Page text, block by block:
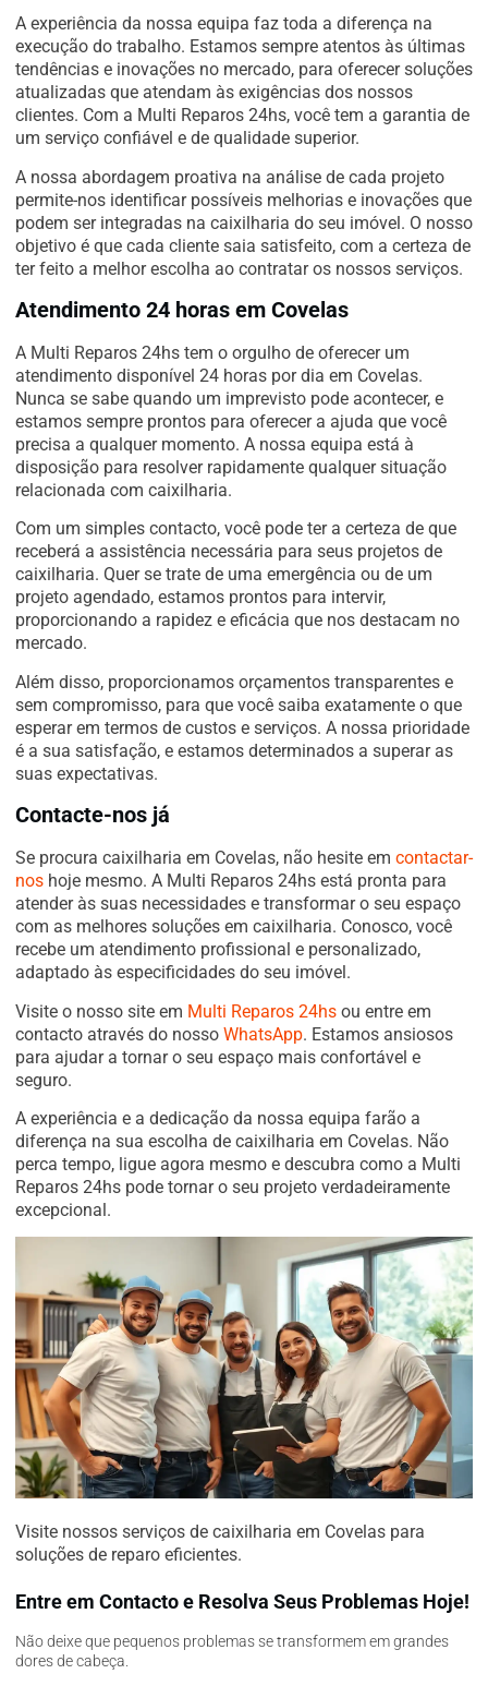
A experiência da nossa equipa faz toda a diferença na
execução do trabalho. Estamos sempre atentos às últimas
tendências e inovações no mercado, para oferecer soluções
atualizadas que atendam às exigências dos nossos
clientes. Com a Multi Reparos 24hs, você tem a garantia de
um serviço confiável e de qualidade superior.
A nossa abordagem proativa na análise de cada projeto
permite-nos identificar possíveis melhorias e inovações que
podem ser integradas na caixilharia do seu imóvel. O nosso
objetivo é que cada cliente saia satisfeito, com a certeza de
ter feito a melhor escolha ao contratar os nossos serviços.
Atendimento 24 horas em Covelas
A Multi Reparos 24hs tem o orgulho de oferecer um
atendimento disponível 24 horas por dia em Covelas.
Nunca se sabe quando um imprevisto pode acontecer, e
estamos sempre prontos para oferecer a ajuda que você
precisa a qualquer momento. A nossa equipa está à
disposição para resolver rapidamente qualquer situação
relacionada com caixilharia.
Com um simples contacto, você pode ter a certeza de que
receberá a assistência necessária para seus projetos de
caixilharia. Quer se trate de uma emergência ou de um
projeto agendado, estamos prontos para intervir,
proporcionando a rapidez e eficácia que nos destacam no
mercado.
Além disso, proporcionamos orçamentos transparentes e
sem compromisso, para que você saiba exatamente o que
esperar em termos de custos e serviços. A nossa prioridade
é a sua satisfação, e estamos determinados a superar as
suas expectativas.
Contacte-nos já
Se procura caixilharia em Covelas, não hesite em contactar-
nos hoje mesmo. A Multi Reparos 24hs está pronta para
atender às suas necessidades e transformar o seu espaço
com as melhores soluções em caixilharia. Conosco, você
recebe um atendimento profissional e personalizado,
adaptado às especificidades do seu imóvel.
Visite o nosso site em Multi Reparos 24hs ou entre em
contacto através do nosso WhatsApp. Estamos ansiosos
para ajudar a tornar o seu espaço mais confortável e
seguro.
A experiência e a dedicação da nossa equipa farão a
diferença na sua escolha de caixilharia em Covelas. Não
perca tempo, ligue agora mesmo e descubra como a Multi
Reparos 24hs pode tornar o seu projeto verdadeiramente
excepcional.
Visite nossos serviços de caixilharia em Covelas para
soluções de reparo eficientes.
Entre em Contacto e Resolva Seus Problemas Hoje!
Não deixe que pequenos problemas se transformem em grandes
dores de cabeça.